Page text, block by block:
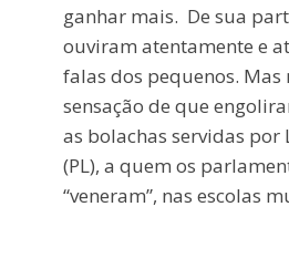
ganhar mais. De sua
ouviram atentamente e
falas dos pequenos. Mas
sensação de que
as bolachas servidas por
(PL), a quem os
“veneram”, nas escolas